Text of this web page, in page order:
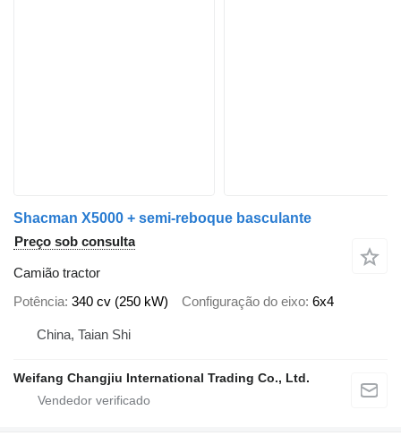
Shacman X5000 + semi-reboque basculante
Preço sob consulta
Camião tractor
Potência 340 cv (250 kW) Configuração do eixo 6x4
China, Taian Shi
Weifang Changjiu International Trading Co., Ltd.